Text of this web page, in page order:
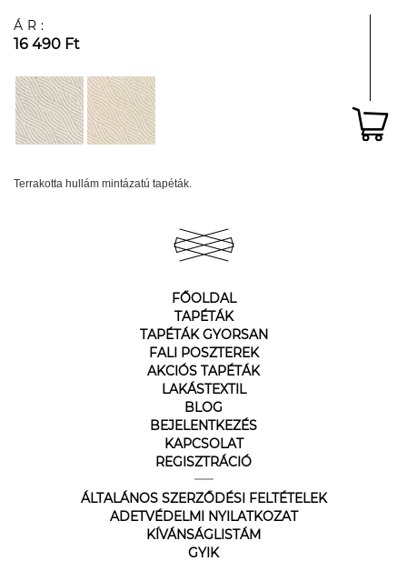
ÁR:
16 490 Ft
Terrakotta hullám mintázatú tapéták.
FŐOLDAL
TAPÉTÁK
TAPÉTÁK GYORSAN
FALI POSZTEREK
AKCIÓS TAPÉTÁK
LAKÁSTEXTIL
BLOG
BEJELENTKEZÉS
KAPCSOLAT
REGISZTRÁCIÓ
ÁLTALÁNOS SZERZŐDÉSI FELTÉTELEK
ADETVÉDELMI NYILATKOZAT
KÍVÁNSÁGLISTÁM
GYIK